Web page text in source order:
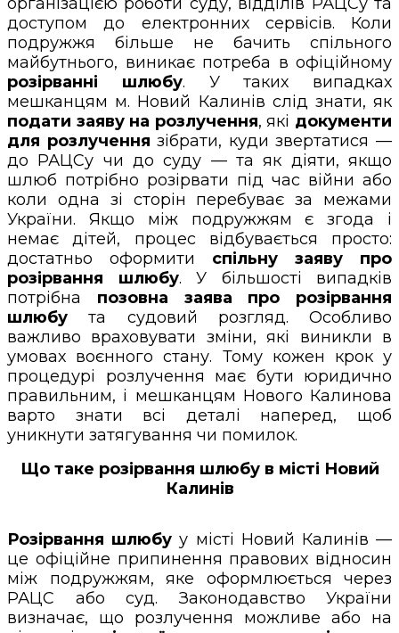
доступом до електронних сервісів. Коли
подружжя більше не бачить спільного
майбутнього, виникає потреба в офіційному
розірванні шлюбу. У таких випадках
мешканцям м. Новий Калинів слід знати, як
подати заяву на розлучення, які документи
для розлучення зібрати, куди звертатися —
до РАЦСу чи до суду — та як діяти, якщо
шлюб потрібно розірвати під час війни або
коли одна зі сторін перебуває за межами
України. Якщо між подружжям є згода і
немає дітей, процес відбувається просто:
достатньо оформити спільну заяву про
розірвання шлюбу. У більшості випадків
потрібна позовна заява про розірвання
шлюбу та судовий розгляд. Особливо
важливо враховувати зміни, які виникли в
умовах воєнного стану. Тому кожен крок у
процедурі розлучення має бути юридично
правильним, і мешканцям Нового Калинова
варто знати всі деталі наперед, щоб
уникнути затягування чи помилок.
Що таке розірвання шлюбу в місті Новий
Калинів
Розірвання шлюбу у місті Новий Калинів —
це офіційне припинення правових відносин
між подружжям, яке оформлюється через
РАЦС або суд. Законодавство України
визначає, що розлучення можливе або на